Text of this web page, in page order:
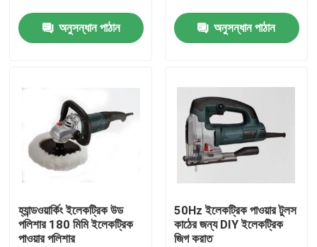
কারখানা ভ্রমণ
আমাদের সাথে যোগাযোগ করুন
খবর
নির্মাণ লোডিং সরঞ্জাম
অনুসন্ধান পাঠান অনুসন্ধান পাঠান
হ্যান্ডওয়ার্কিং ইলেকট্রিক উড
পলিশার 180 মিমি ইলেকট্রিক
পাওয়ার পলিশার
50Hz ইলেকট্রিক পাওয়ার টুলস
কাঠের জন্য DIY ইলেকট্রিক
জিগ করাত